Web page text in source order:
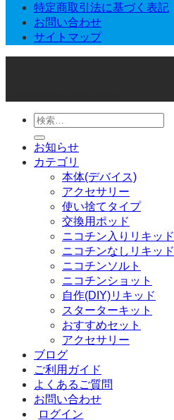
特定商取引法に基づく表記
お問い合わせ
サイトマップ
検
索
対
象:
お知らせ
カテゴリ
本体(デバイス)
アクセサリー
使い捨てタイプ
交換用ポッド
ニコチン入りリキッド
ニコチンなしリキッド
ニコチンソルト
ニコチンショット
自作(DIY)リキッド
スターターキット
おすすめセット
アクセサリー
ブログ
ご利用ガイド
よくあるご質問
お問い合わせ
ログイン